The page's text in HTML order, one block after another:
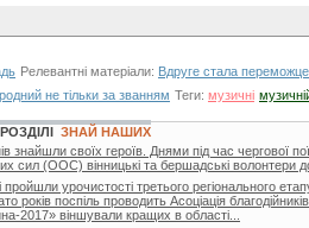
Релевантні матеріали: Вдруге стала
не тільки за званням Теги: музичні
ЗНАЙ НАШИХ
знайшли своїх героїв. Днями під час чергової
сил (ООС) вінницькі та бершадські волонтери
пройшли урочистості третього регіонального
років поспіль проводить Асоціація
2017» віншували кращих в області...